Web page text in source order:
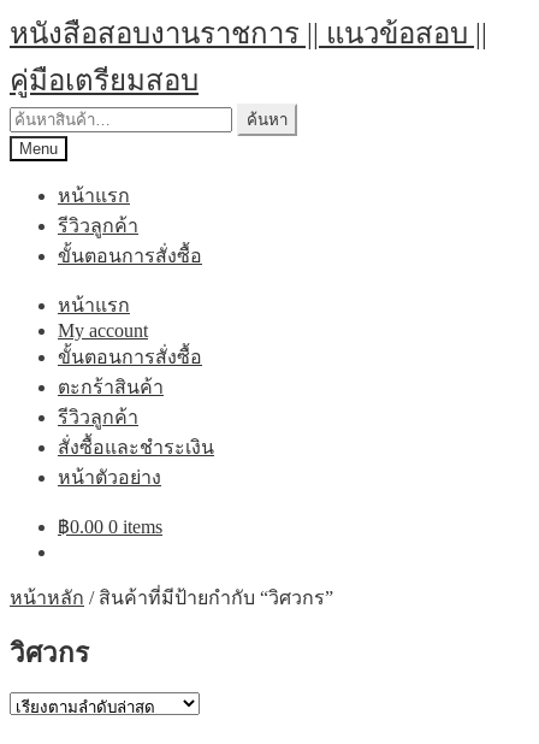
Skip
to
navigation
Skip
to
content
หนังสือสอบงานราชการ || แนวข้อสอบ ||
คู่มือเตรียมสอบ
ค้นหา:
ค้นหา
Menu
หน้าแรก
รีวิวลูกค้า
ขั้นตอนการสั่งซื้อ
หน้าแรก
My account
ขั้นตอนการสั่งซื้อ
ตะกร้าสินค้า
รีวิวลูกค้า
สั่งซื้อและชำระเงิน
หน้าตัวอย่าง
฿0.00 0 items
หน้าหลัก / สินค้าที่มีป้ายกำกับ “วิศวกร”
วิศวกร